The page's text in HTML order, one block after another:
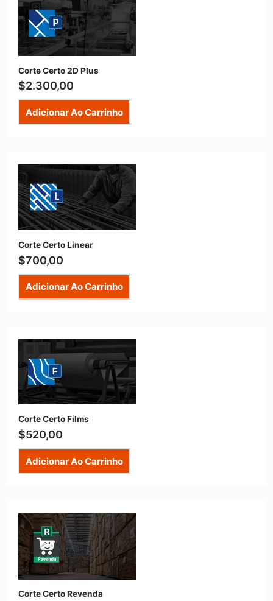
Corte Certo 2D Plus
$2.300,00
Adicionar Ao Carrinho
Corte Certo Linear
$700,00
Adicionar Ao Carrinho
Corte Certo Films
$520,00
Adicionar Ao Carrinho
Corte Certo Revenda